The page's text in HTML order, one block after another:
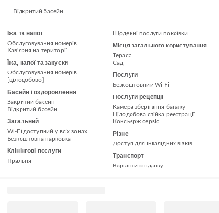
Відкритий басейн
Їжа та напої
Обслуговування номерів
Кав'ярня на території
Їжа, напої та закуски
Обслуговування номерів
[цілодобово]
Басейн і оздоровлення
Закритий басейн
Відкритий басейн
Загальний
Wi-Fi доступний у всіх зонах
Безкоштовна парковка
Клінінгові послуги
Пральня
Щоденні послуги покоївки
Місця загального користування
Тераса
Сад
Послуги
Безкоштовний Wi-Fi
Послуги рецепції
Камера зберігання багажу
Цілодобова стійка реєстрації
Консьєрж сервіс
Різне
Доступ для інвалідних візків
Транспорт
Варіанти сніданку